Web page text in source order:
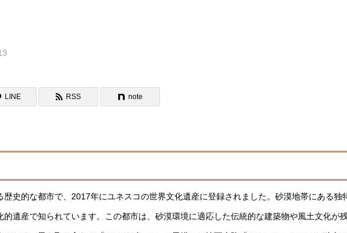
LINE RSS note
史的な都市で、2017年にユネスコの世界文化遺産に登録されました。砂漠地帯にある独
遺産で知られています。この都市は、砂漠環境に適応した伝統的な建築物や風土文化が